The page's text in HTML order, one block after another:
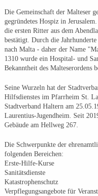
Die Gemeinschaft der Malteser
gegründetes Hospiz in
die ersten Ritter aus dem
bestätigt. Durch die
nach Malta - daher der Name
1310 wurde ein Hospital- und
Bekanntheit des Malteserordens
Seine Wurzeln hat der
Hilfsdienstes im Pfarrheim St.
Stadtverband Haltern am
Laurentius-Jugendheim. Seit
Gebäude am Hellweg 267.
Die Schwerpunkte der
folgenden Bereichen:
Erste-Hilfe-Kurse
Sanitätsdienste
Katastrophenschutz
Verpflegungsangebote für